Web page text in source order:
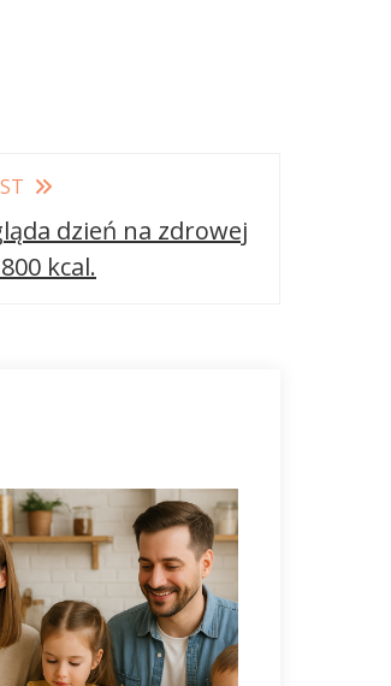
dzień na zdrowej
kcal.